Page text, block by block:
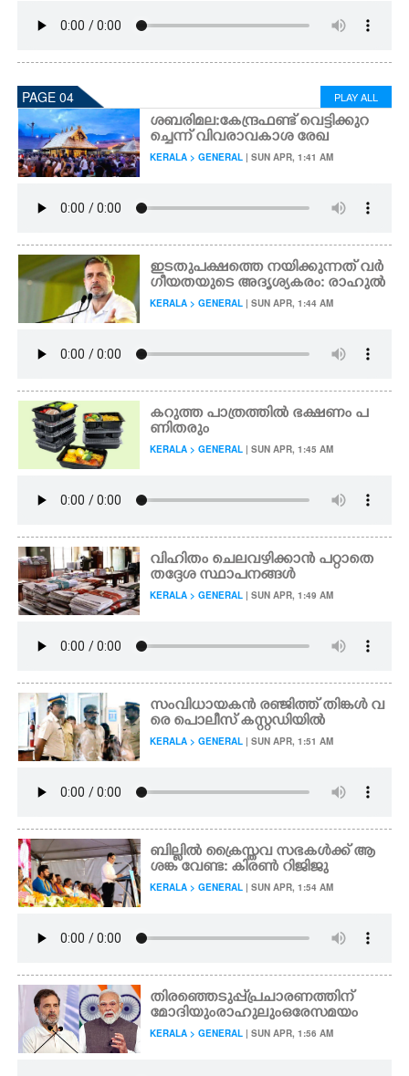
PAGE 04 PLAY ALL
ശബരിമല: കേന്ദ്രഫണ്ട് വെട്ടിക്കുറ
ച്ചെന്ന് വിവരാവകാശ രേഖ
KERALA > GENERAL | SUN APR, 1:41 AM
ഇടതുപക്ഷത്തെ നയിക്കുന്നത് വ‌ർ
ഗീയതയുടെ അദൃശ്യകരം: രാഹുൽ
KERALA > GENERAL | SUN APR, 1:44 AM
കറുത്ത പാത്രത്തിൽ ഭക്ഷണം പ
ണി തരും
KERALA > GENERAL | SUN APR, 1:45 AM
വിഹിതം ചെലവഴിക്കാൻ പറ്റാതെ
തദ്ദേശ സ്ഥാപനങ്ങൾ
KERALA > GENERAL | SUN APR, 1:49 AM
സംവിധായകൻ രഞ്ജിത്ത് തിങ്കൾ വ
രെ പൊലീസ് കസ്റ്റഡിയിൽ
KERALA > GENERAL | SUN APR, 1:51 AM
ബില്ലിൽ ക്രൈസ്തവ സഭകൾക്ക് ആ
ശങ്ക വേണ്ട: കിരൺ റിജിജു
KERALA > GENERAL | SUN APR, 1:54 AM
തിരഞ്ഞെടുപ്പ് പ്രചാരണത്തിന്
മോദിയും രാഹുലും ഒരേസമയം
KERALA > GENERAL | SUN APR, 1:56 AM